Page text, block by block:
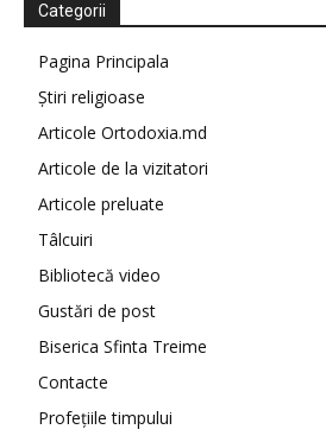
Categorii
Pagina Principala
Știri religioase
Articole Ortodoxia.md
Articole de la vizitatori
Articole preluate
Tâlcuiri
Bibliotecă video
Gustări de post
Biserica Sfinta Treime
Contacte
Profețiile timpului